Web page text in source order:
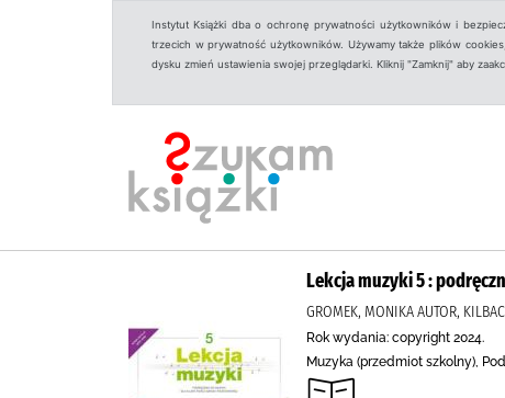
Instytut Książki dba o ochronę prywatności użytkowników i
trzecich w prywatność użytkowników. Używamy także plików
dysku zmień ustawienia swojej przeglądarki. Kliknij "Zamknij" aby
Lekcja muzyki 5 :
GROMEK, MONIKA AUTOR,
Rok wydania: copyright 2024.
Muzyka (przedmiot szkolny),